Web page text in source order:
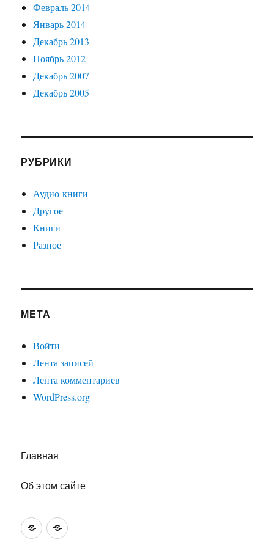
Февраль 2014
Январь 2014
Декабрь 2013
Ноябрь 2012
Декабрь 2007
Декабрь 2005
РУБРИКИ
Аудио-книги
Другое
Книги
Разное
МЕТА
Войти
Лента записей
Лента комментариев
WordPress.org
Главная
Об этом сайте
ГлавнаяОб